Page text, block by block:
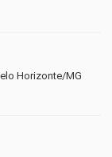
Horizonte/MG